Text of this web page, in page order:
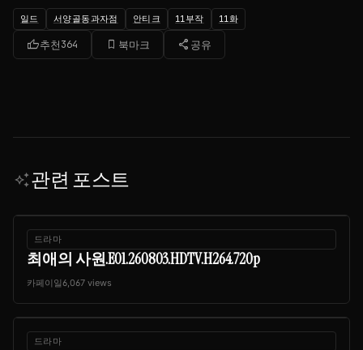
일드 서양골동과자점 안티크 11부작 11화
thumb_up추천364 bookmark_border 북마크 share 공유
auto_awesome관련 포스트
드라마
최애의 사원.E01.260803.HDTV.H264.720p
카페이일6,067 views
드라마